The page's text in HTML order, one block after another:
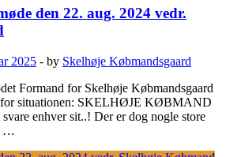
den 22. aug. 2024 vedr.
2025 - by Skelhøje Købmandsgaard
Formand for Skelhøje Købmandsgaard
for situationen: SKELHØJE KØBMAND
enhver sit..! Der er dog nogle store
…